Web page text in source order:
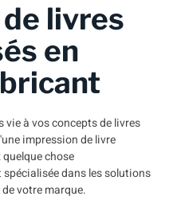
livres
en
à vos concepts de livres
impression de livre
chose
dans les solutions
votre marque.